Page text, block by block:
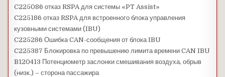
C225086 отказ RSPA для системы «PT Assist»
C225186 отказ RSPA для встроенного блока управления
кузовными системами (IBU)
C225286 Ошибка CAN-сообщения от блока IBU
C225387 Блокировка по превышению лимита времени CAN IBU
B120413 Потенциометр заслонки смешивания воздуха, обрыв
(низк.) – сторона пассажира